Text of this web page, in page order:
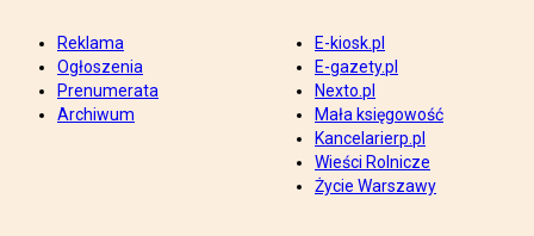
Reklama
Ogłoszenia
Prenumerata
Archiwum
E-kiosk.pl
E-gazety.pl
Nexto.pl
Mała księgowość
Kancelarierp.pl
Wieści Rolnicze
Życie Warszawy